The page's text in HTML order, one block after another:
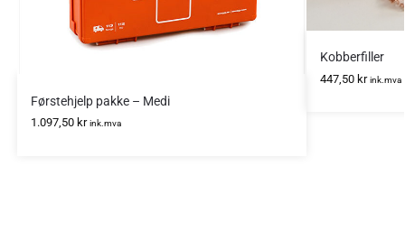
Førstehjelp pakke – Medi
1.097,50 kr ink.mva
Kobberfiller
447,50 kr ink.mva